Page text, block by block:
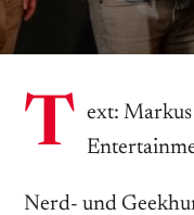
T ext:
Nerd- und